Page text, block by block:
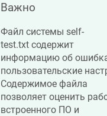
Важно
Файл системы self-
test.txt содержит
информацию об
пользовательские
Содержимое файла
позволяет оценить
встроенного ПО и